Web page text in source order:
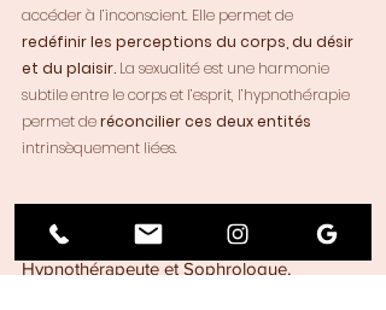
accéder à l’inconscient. Elle permet de
redéfinir les perceptions du corps, du désir
et du plaisir. La sexualité est une harmonie
subtile entre le corps et l’esprit, l’hypnothérapie
permet de réconcilier ces deux entités
intrinsèquement liées.
Je suis Charlotte de Joybert,
Hypnothérapeute et Sophrologue,